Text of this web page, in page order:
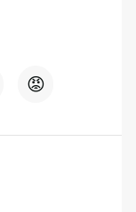
😡